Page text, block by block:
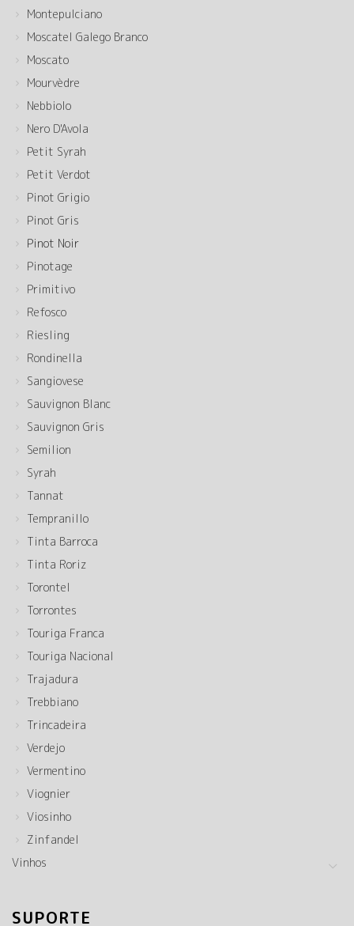
Montepulciano
Moscatel Galego Branco
Moscato
Mourvèdre
Nebbiolo
Nero D'Avola
Petit Syrah
Petit Verdot
Pinot Grigio
Pinot Gris
Pinot Noir
Pinotage
Primitivo
Refosco
Riesling
Rondinella
Sangiovese
Sauvignon Blanc
Sauvignon Gris
Semilion
Syrah
Tannat
Tempranillo
Tinta Barroca
Tinta Roriz
Torontel
Torrontes
Touriga Franca
Touriga Nacional
Trajadura
Trebbiano
Trincadeira
Verdejo
Vermentino
Viognier
Viosinho
Zinfandel
Vinhos
SUPORTE